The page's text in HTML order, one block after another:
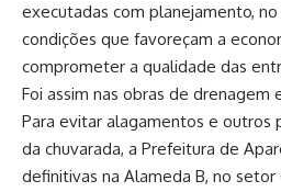
executadas com planejamento,
condições que favoreçam a
comprometer a qualidade das
Foi assim nas obras de drenagem
Para evitar alagamentos e outros
da chuvarada, a Prefeitura de
definitivas na Alameda B, no setor